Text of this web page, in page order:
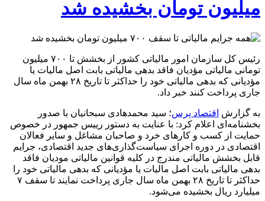
میلیون تومان بخشیده شد
رئیس کل سازمان امور مالیاتی کشور از بخشش تا ۷۰۰ میلیون
تومانی مالیاتی مؤدیان فاقد بدهی مالیاتی بابت اصل مالیات یا
مؤدیانی که بدهی مالیاتی خود را حداکثر تا تاریخ ۲۸ بهمن ماه سال
جاری پرداخت کنند خبر داد.
به گزارش اقتصاد پرس؛ سید محمدهادی سبحانیان با صدور
بخشنامه‌ای اعلام کرد: با عنایت به دستور رییس جمهور در خصوص
حمایت از کسب و کار‌های خرد و صاحبان مشاغل و سایر فعالان
اقتصادی در دوره اجرای سیاست‌گذاری‌های جدید اقتصادی، جرایم
قابل بخشش مالیاتی مندرج در کلیه قوانین مالیاتی مودیان فاقد
بدهی مالیاتی بابت اصل مالیات یا مؤدیانی که بدهی مالیاتی خود را
حداکثر تا تاریخ ۲۸ بهمن ماه سال جاری پرداخت نمایند تا سقف ۷
میلیارد ریال بخشیده می‌شود.